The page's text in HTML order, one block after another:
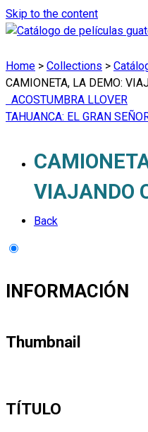
Skip to the content
Home > Collections >
CAMIONETA, LA DEMO:
ACOSTUMBRA LLOVER
TAHUANCA: EL GRAN
VIAJANDO
Back
INFORMACIÓN
Thumbnail
TÍTULO